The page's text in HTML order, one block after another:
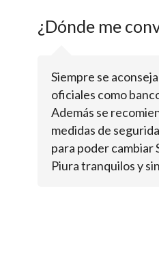
¿Dónde me
Siempre se
oficiales como
Además se
medidas de
para poder cambiar
Piura tranquilos y